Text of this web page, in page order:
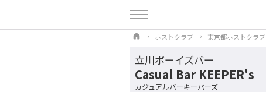
ホストクラブ 東京都ホストクラブ
立川ボーイズバー
Casual Bar KEEPER's
カジュアルバーキーパーズ